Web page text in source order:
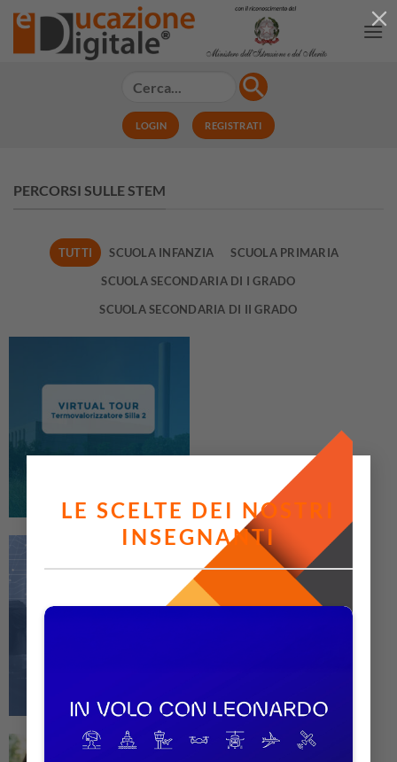
LE SCELTE DEI NOSTRI
INSEGNANTI
Salta
contenuti
LOGIN REGISTRATI
PERCORSI SULLE STEM
TUTTI SCUOLA INFANZIA
SCUOLA PRIMARIA
SCUOLA SECONDARIA DI I GRADO
SCUOLA SECONDARIA DI II GRADO